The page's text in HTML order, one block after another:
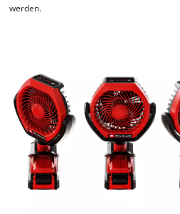
to trackers that
visitor. The
the site with their
to the list of
Powered by
werden.